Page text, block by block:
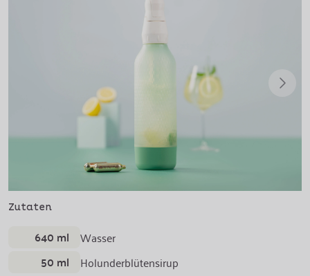
Zutaten
640 ml Wasser
50 ml Holunderblütensirup